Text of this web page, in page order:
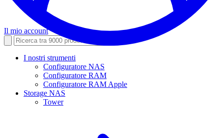
Il mio account
I nostri strumenti
Configuratore NAS
Configuratore RAM
Configuratore RAM Apple
Storage NAS
Tower